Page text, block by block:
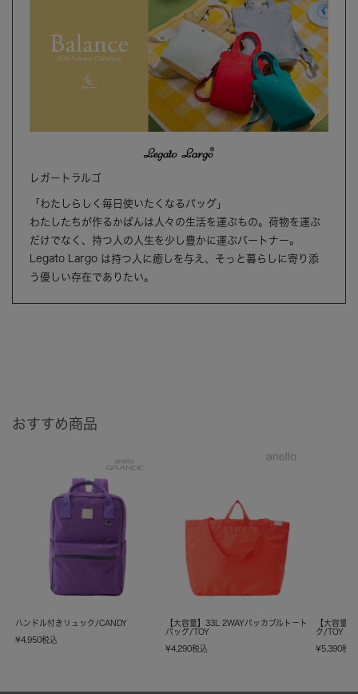
レガートラルゴ
「わたしらしく毎日使いたくなるバッグ」
わたしたちが作るかばんは人々の生活を運ぶもの。荷物を運ぶ
だけでなく、持つ人の人生を少し豊かに運ぶパートナー。
Legato Largo は持つ人に癒しを与え、そっと暮らしに寄り添
う優しい存在でありたい。
おすすめ商品
ハンドル付きリュック/CANDY
¥4,950税込
【大容量】33L 2WAYパッカブルトート
バッグ/TOY
¥4,290税込
【大容量
ク/TOY
¥5,390税込